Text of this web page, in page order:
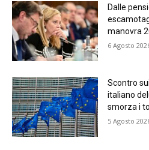
Dalle
manovra
6 Agosto
Scontro
italiano
smorza i
5 Agosto